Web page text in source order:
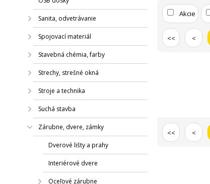
Sanita, odvetrávanie
Spojovací materiál
Stavebná chémia, farby
Strechy, strešné okná
Stroje a technika
Suchá stavba
Zárubne, dvere, zámky
Dverové lišty a prahy
Interiérové dvere
Oceľové zárubne
Akcie
<< <
<< <